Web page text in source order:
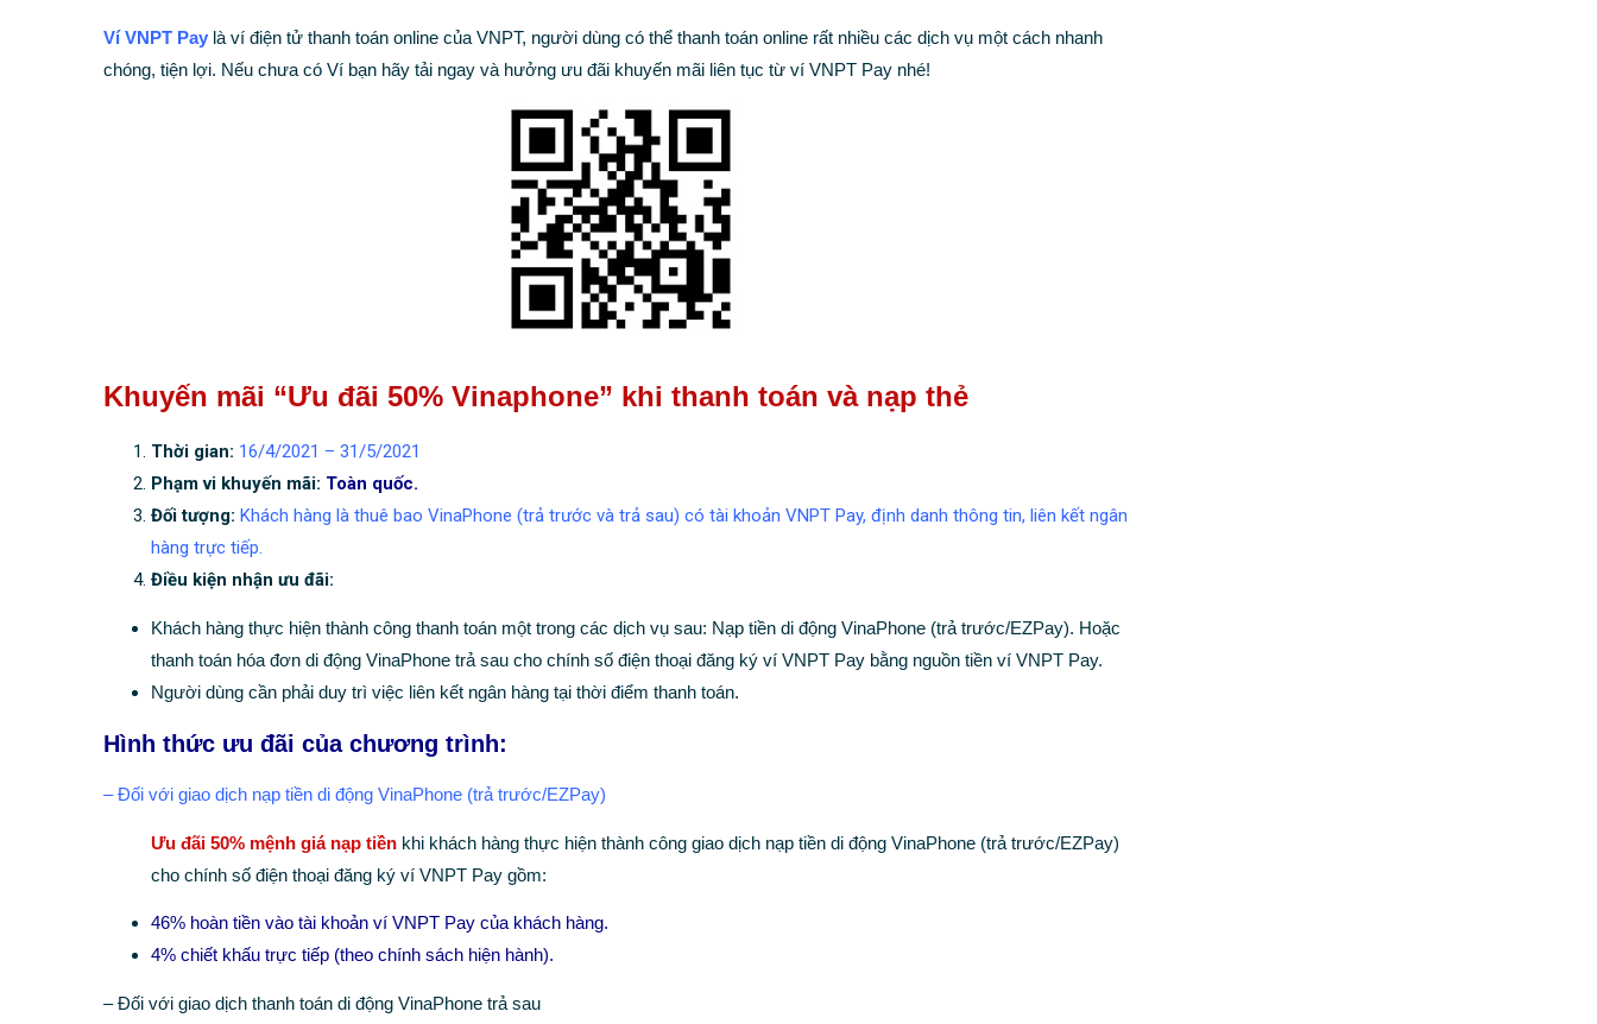
Ví VNPT Pay là ví điện tử thanh toán online của VNPT, người dùng có thể thanh toán online rất nhiều các dịch vụ một cách nhanh
chóng, tiện lợi. Nếu chưa có Ví bạn hãy tải ngay và hưởng ưu đãi khuyến mãi liên tục từ ví VNPT Pay nhé!
Khuyến mãi “Ưu đãi 50% Vinaphone” khi thanh toán và nạp thẻ
Thời gian: 16/4/2021 – 31/5/2021
Phạm vi khuyến mãi: Toàn quốc.
Đối tượng: Khách hàng là thuê bao VinaPhone (trả trước và trả sau) có tài khoản VNPT Pay, định danh thông tin, liên kết ngân
hàng trực tiếp.
Điều kiện nhận ưu đãi:
Khách hàng thực hiện thành công thanh toán một trong các dịch vụ sau: Nạp tiền di động VinaPhone (trả trước/EZPay). Hoặc
thanh toán hóa đơn di động VinaPhone trả sau cho chính số điện thoại đăng ký ví VNPT Pay bằng nguồn tiền ví VNPT Pay.
Người dùng cần phải duy trì việc liên kết ngân hàng tại thời điểm thanh toán.
Hình thức ưu đãi của chương trình:
– Đối với giao dịch nạp tiền di động VinaPhone (trả trước/EZPay)
Ưu đãi 50% mệnh giá nạp tiền khi khách hàng thực hiện thành công giao dịch nạp tiền di động VinaPhone (trả trước/EZPay)
cho chính số điện thoại đăng ký ví VNPT Pay gồm:
46% hoàn tiền vào tài khoản ví VNPT Pay của khách hàng.
4% chiết khấu trực tiếp (theo chính sách hiện hành).
– Đối với giao dịch thanh toán di động VinaPhone trả sau